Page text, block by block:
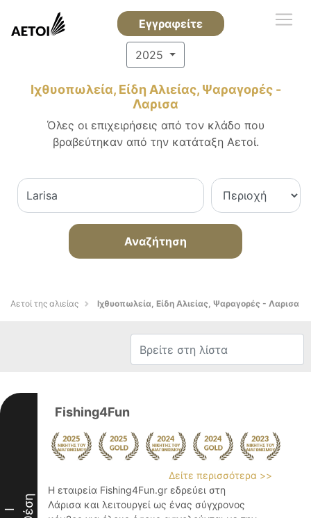
Εγγραφείτε
2025
Ιχθυοπωλεία, Είδη Αλιείας, Ψαραγορές -
Λαρισα
Όλες οι επιχειρήσεις από τον κλάδο που
βραβεύτηκαν από την κατάταξη Αετοί.
Αναζήτηση
Αετοί της αλιείας Ιχθυοπωλεία, Είδη Αλιείας, Ψαραγορές - Λαρισα
I Θέση
Fishing4Fun
Δείτε περισσότερα >>
Η εταιρεία Fishing4Fun.gr εδρεύει στη
Λάρισα και λειτουργεί ως ένας σύγχρονος